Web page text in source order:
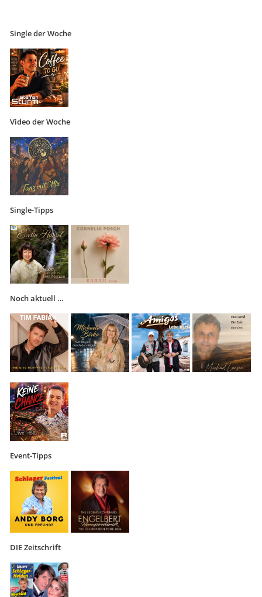
Single der Woche
Video der Woche
Single-Tipps
Noch aktuell …
Event-Tipps
DIE Zeitschrift